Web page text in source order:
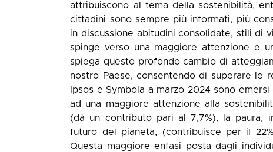
attribuiscono al tema della sostenibilità,
cittadini sono sempre più informati, più
in discussione abitudini consolidate, stili di
spinge verso una maggiore attenzione e
spiega questo profondo cambio di
nostro Paese, consentendo di superare le
Ipsos e Symbola a marzo 2024 sono
ad una maggiore attenzione alla
(dà un contributo pari al 7,7%), la paura,
futuro del pianeta, (contribuisce per il
Questa maggiore enfasi posta dagli